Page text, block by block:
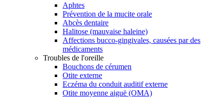
Aphtes
Prévention de la mucite orale
Abcès dentaire
Halitose (mauvaise haleine)
Affections bucco-gingivales, causées par des
médicaments
Troubles de l'oreille
Bouchons de cérumen
Otite externe
Eczéma du conduit auditif externe
Otite moyenne aiguë (OMA)